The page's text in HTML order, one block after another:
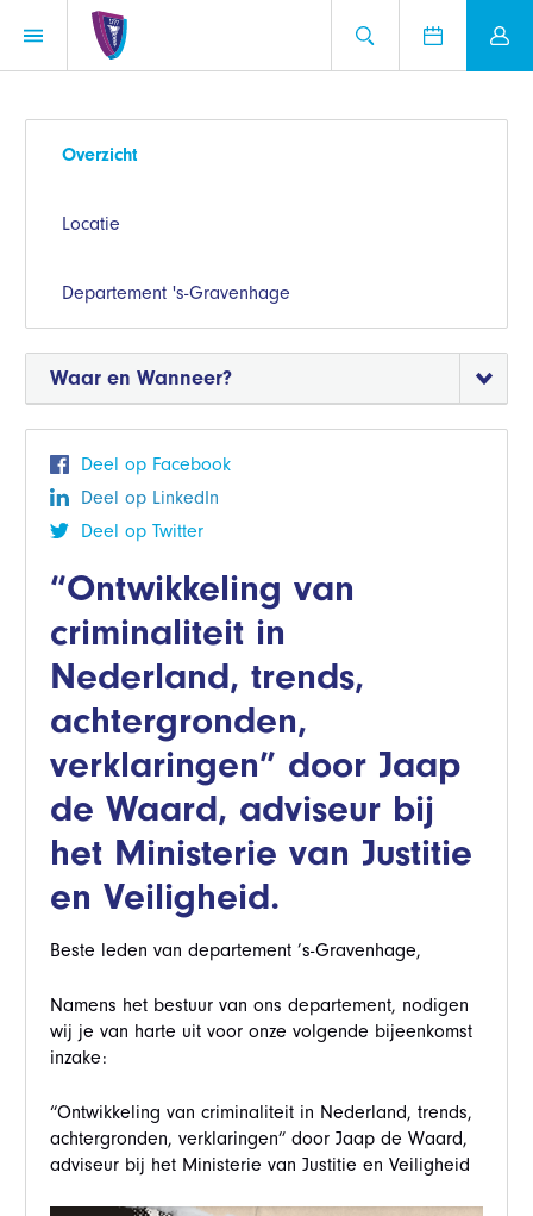
Overzicht
Locatie
Departement 's-Gravenhage
Waar en Wanneer?
Deel op Facebook
Deel op LinkedIn
Deel op Twitter
“Ontwikkeling van
criminaliteit in
Nederland, trends,
achtergronden,
verklaringen” door Jaap
de Waard, adviseur bij
het Ministerie van Justitie
en Veiligheid.
Beste leden van departement ’s-Gravenhage,
Namens het bestuur van ons departement, nodigen
wij je van harte uit voor onze volgende bijeenkomst
inzake:
“Ontwikkeling van criminaliteit in Nederland, trends,
achtergronden, verklaringen” door Jaap de Waard,
adviseur bij het Ministerie van Justitie en Veiligheid